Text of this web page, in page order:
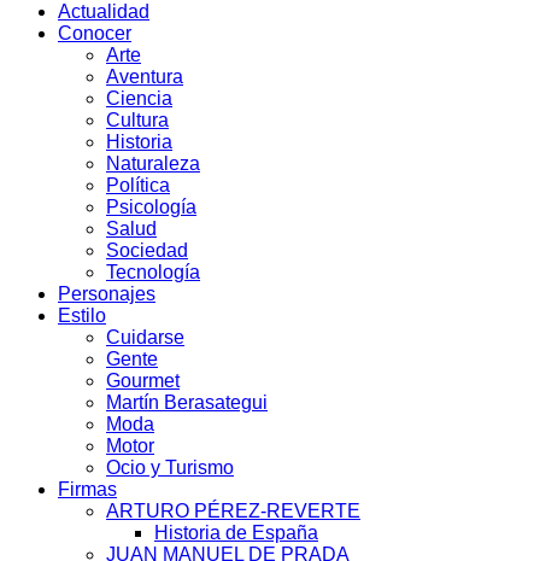
Actualidad
Conocer
Arte
Aventura
Ciencia
Cultura
Historia
Naturaleza
Política
Psicología
Salud
Sociedad
Tecnología
Personajes
Estilo
Cuidarse
Gente
Gourmet
Martín Berasategui
Moda
Motor
Ocio y Turismo
Firmas
ARTURO PÉREZ-REVERTE
Historia de España
JUAN MANUEL DE PRADA